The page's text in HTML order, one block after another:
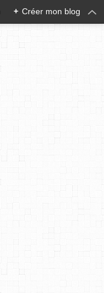
+ Créer mon blog